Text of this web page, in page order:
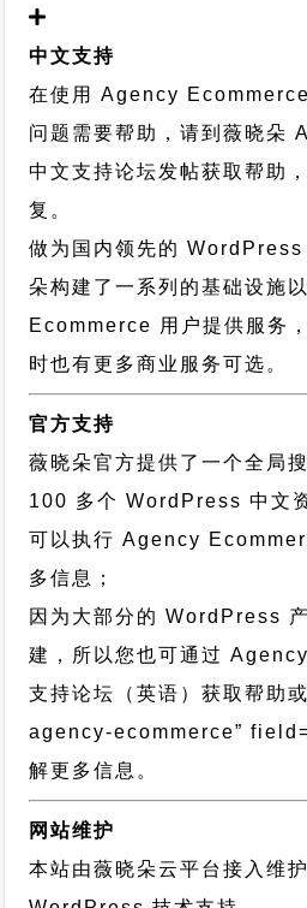
中文支持
在使用 Agency
问题需要帮助，请到薇晓朵
中文支持论坛发帖获取帮助
复。
做为国内领先的 WordPress
朵构建了一系列的基础设施
Ecommerce 用户提供服务
时也有更多商业服务可选。
官方支持
薇晓朵官方提供了一个全局
100 多个 WordPress 中文
可以执行 Agency
多信息；
因为大部分的 WordPress
建，所以您也可通过
支持论坛
（英语）获取帮助
agency-ecommerce”
解更多信息。
网站维护
本站由薇晓朵云平台接入维